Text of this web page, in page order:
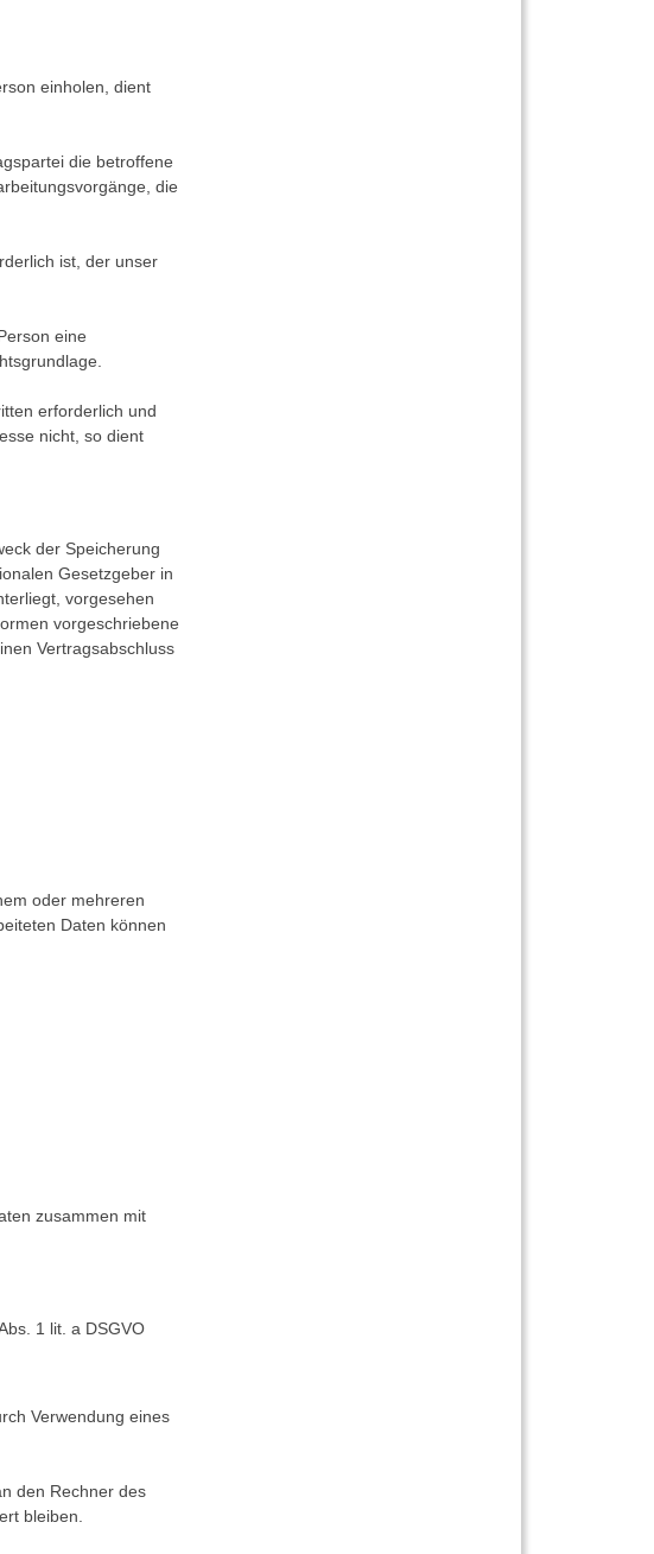
einholen, dient
die betroffene
die
ist, der unser
eine
erforderlich und
nicht, so dient
der Speicherung
Gesetzgeber in
vorgesehen
vorgeschriebene
Vertragsabschluss
oder mehreren
Daten können
zusammen mit
1 lit. a DSGVO
Verwendung eines
den Rechner des
bleiben.